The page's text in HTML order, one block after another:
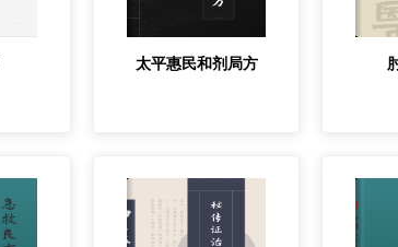
太平惠民和剂局方